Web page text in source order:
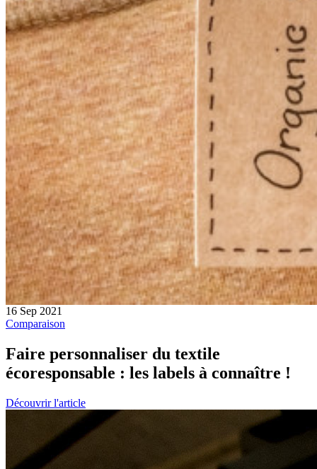
16 Sep 2021
Comparaison
Faire personnaliser du textile
écoresponsable : les labels à connaître !
Découvrir l'article